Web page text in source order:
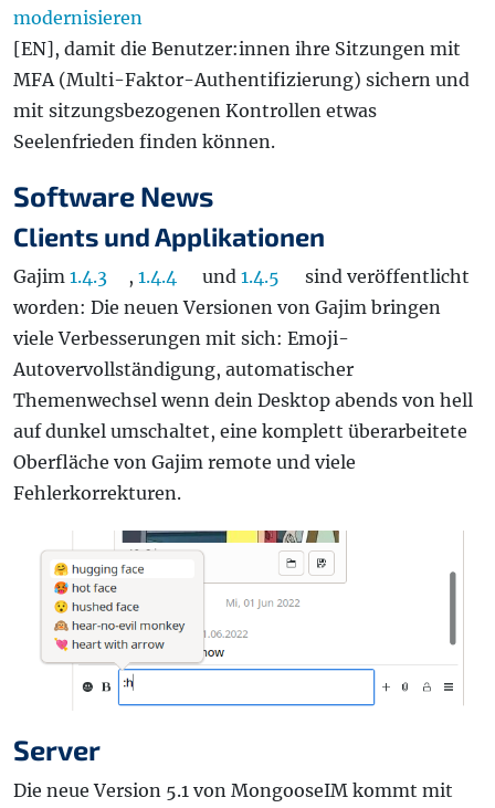
modernisieren
[EN], damit die Benutzer:innen ihre Sitzungen mit
MFA (Multi-Faktor-Authentifizierung) sichern und
mit sitzungsbezogenen Kontrollen etwas
Seelenfrieden finden können.
Software News
Clients und Applikationen
Gajim 1.4.3 , 1.4.4 und 1.4.5
sind veröffentlicht
worden: Die neuen Versionen von Gajim bringen
viele Verbesserungen mit sich: Emoji-
Autovervollständigung, automatischer
Themenwechsel wenn dein Desktop abends von hell
auf dunkel umschaltet, eine komplett überarbeitete
Oberfläche von Gajim remote und viele
Fehlerkorrekturen.
Server
Die neue Version 5.1 von MongooseIM kommt mit